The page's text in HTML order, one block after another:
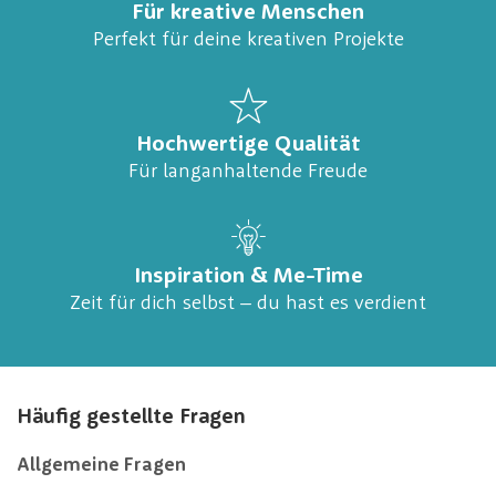
Für kreative Menschen
Perfekt für deine kreativen Projekte
Hochwertige Qualität
Für langanhaltende Freude
Inspiration & Me-Time
Zeit für dich selbst – du hast es verdient
Häufig gestellte Fragen
Allgemeine Fragen